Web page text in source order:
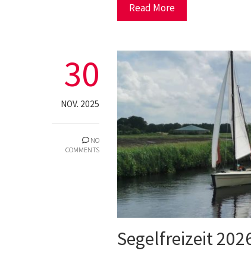
Read More
30
NOV. 2025
NO
COMMENTS
Segelfreizeit